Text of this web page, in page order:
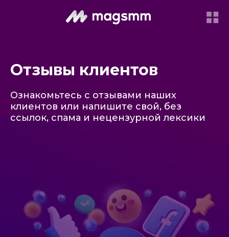
Отзывы клиентов
Ознакомьтесь с отзывами наших
клиентов или напишите свой, без
ссылок, спама и нецензурной лексики